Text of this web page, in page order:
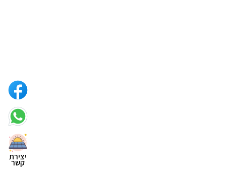
יצירת
קשר